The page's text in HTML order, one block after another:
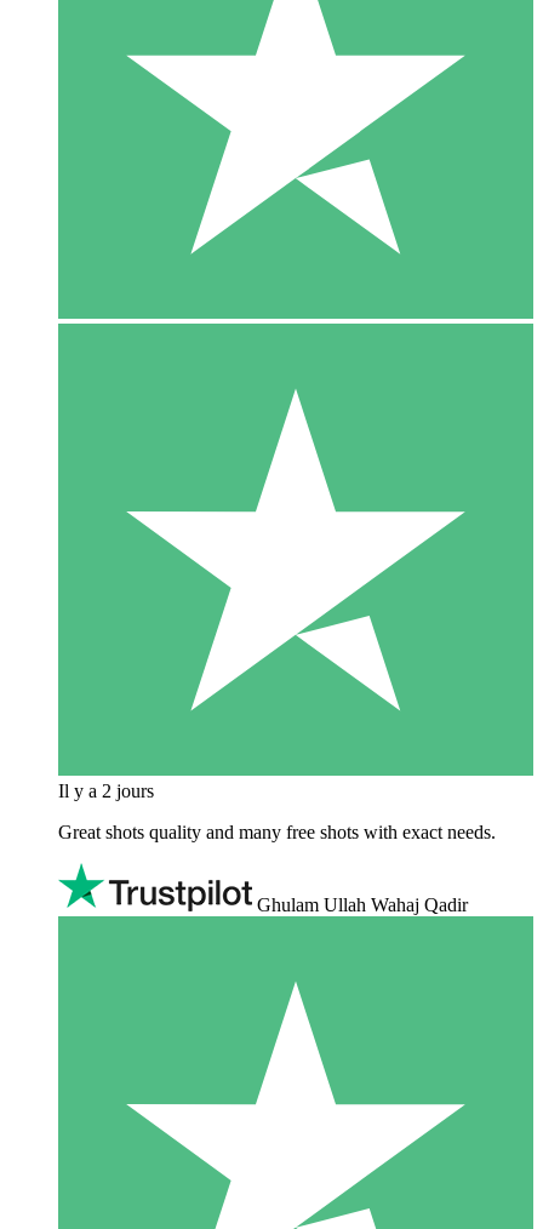
Il y a 2 jours
Great shots quality and many free shots with exact needs.
Ghulam Ullah Wahaj Qadir